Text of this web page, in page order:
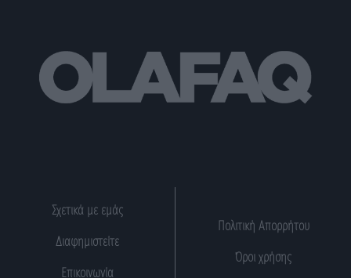
Σχετικά με εμάς
Διαφημιστείτε
Επικοινωνία
Πολιτική Απορρήτου
Όροι χρήσης